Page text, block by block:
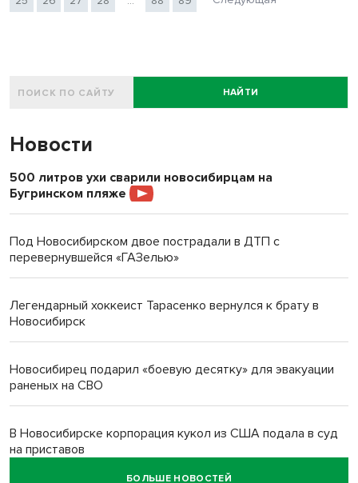
НАЙТИ
Новости
500 литров ухи сварили новосибирцам на
Бугринском пляже
Под Новосибирском двое пострадали в ДТП с
перевернувшейся «ГАЗелью»
Легендарный хоккеист Тарасенко вернулся к брату в
Новосибирск
Новосибирец подарил «боевую десятку» для эвакуации
раненых на СВО
В Новосибирске корпорация кукол из США подала в суд
на приставов
БОЛЬШЕ НОВОСТЕЙ